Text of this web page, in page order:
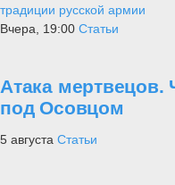
традиции русской армии
Вчера, 19:00 Статьи
Атака
под Осовцом
5 августа Статьи